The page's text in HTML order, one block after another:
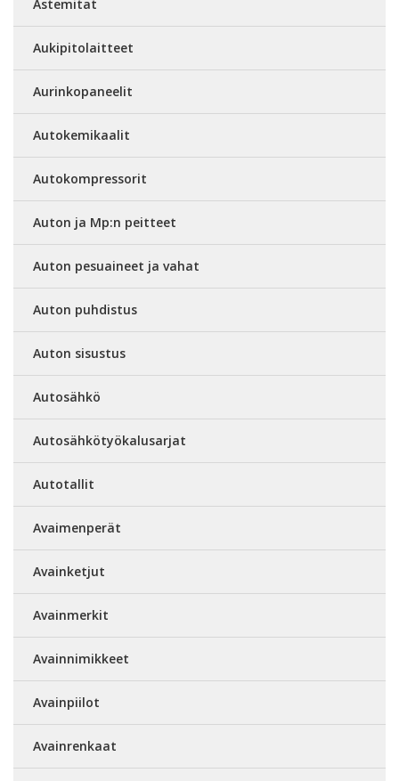
Astemitat
Aukipitolaitteet
Aurinkopaneelit
Autokemikaalit
Autokompressorit
Auton ja Mp:n peitteet
Auton pesuaineet ja vahat
Auton puhdistus
Auton sisustus
Autosähkö
Autosähkötyökalusarjat
Autotallit
Avaimenperät
Avainketjut
Avainmerkit
Avainnimikkeet
Avainpiilot
Avainrenkaat